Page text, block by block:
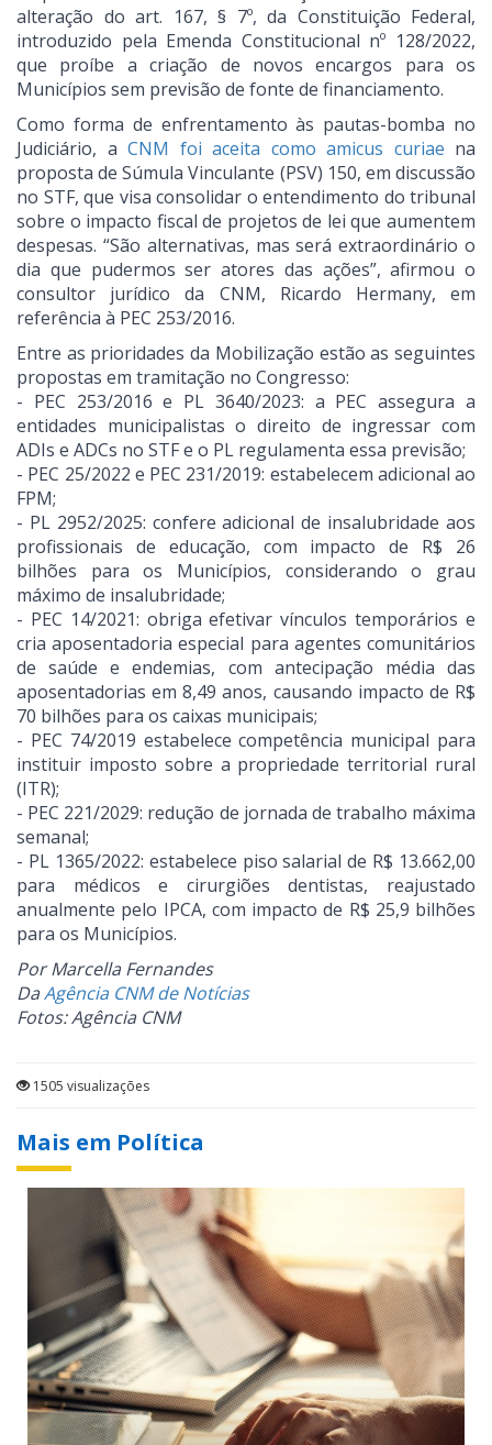
alteração do art. 167, § 7º, da Constituição Federal,
introduzido pela Emenda Constitucional nº 128/2022,
que proíbe a criação de novos encargos para os
Municípios sem previsão de fonte de financiamento.
Como forma de enfrentamento às pautas-bomba no
Judiciário, a CNM foi aceita como amicus curiae na
proposta de Súmula Vinculante (PSV) 150, em discussão
no STF, que visa consolidar o entendimento do tribunal
sobre o impacto fiscal de projetos de lei que aumentem
despesas. “São alternativas, mas será extraordinário o
dia que pudermos ser atores das ações”, afirmou o
consultor jurídico da CNM, Ricardo Hermany, em
referência à PEC 253/2016.
Entre as prioridades da Mobilização estão as seguintes
propostas em tramitação no Congresso:
- PEC 253/2016 e PL 3640/2023: a PEC assegura a
entidades municipalistas o direito de ingressar com
ADIs e ADCs no STF e o PL regulamenta essa previsão;
- PEC 25/2022 e PEC 231/2019: estabelecem adicional ao
FPM;
- PL 2952/2025: confere adicional de insalubridade aos
profissionais de educação, com impacto de R$ 26
bilhões para os Municípios, considerando o grau
máximo de insalubridade;
- PEC 14/2021: obriga efetivar vínculos temporários e
cria aposentadoria especial para agentes comunitários
de saúde e endemias, com antecipação média das
aposentadorias em 8,49 anos, causando impacto de R$
70 bilhões para os caixas municipais;
- PEC 74/2019 estabelece competência municipal para
instituir imposto sobre a propriedade territorial rural
(ITR);
- PEC 221/2029: redução de jornada de trabalho máxima
semanal;
- PL 1365/2022: estabelece piso salarial de R$ 13.662,00
para médicos e cirurgiões dentistas, reajustado
anualmente pelo IPCA, com impacto de R$ 25,9 bilhões
para os Municípios.
Por Marcella Fernandes
DaAgência CNM de Notícias
Fotos: Agência CNM
1505 visualizações
Mais em Política